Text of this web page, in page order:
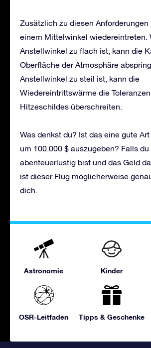
Zusätzlich zu diesen Anforderungen
einem Mittelwinkel wiedereintreten.
Anstellwinkel zu flach ist, kann die
Oberfläche der Atmosphäre
Anstellwinkel zu steil ist, kann die
Wiedereintrittswärme die
Hitzeschildes überschreiten.
Was denkst du? Ist das eine gute
um 100.000 $ auszugeben? Falls du
abenteuerlustig bist und das Geld
ist dieser Flug möglicherweise
dich.
Astronomie Kinder
OSR-Leitfaden Tipps & Geschenke